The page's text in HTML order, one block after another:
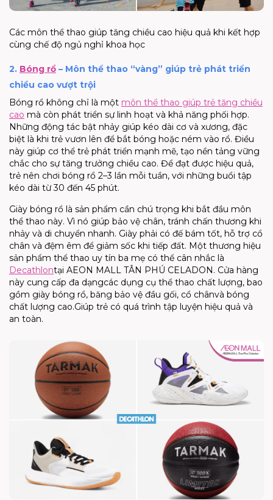
Các môn thể thao giúp tăng chiều cao hiệu quả khi kết hợp
cùng chế độ ngủ nghỉ khoa học
2. Bóng rổ – Môn thể thao “vàng” giúp trẻ phát triển
chiều cao vượt trội
Bóng rổ không chỉ là một môn thể thao giúp trẻ tăng chiều
cao mà còn phát triển sự linh hoạt và khả năng phối hợp.
Những động tác bật nhảy giúp kéo dài cơ và xương, đặc
biệt là khi trẻ vươn lên để bắt bóng hoặc ném vào rổ. Điều
này giúp cơ thể trẻ phát triển mạnh mẽ, tạo nền tảng vững
chắc cho sự tăng trưởng chiều cao. Để đạt được hiệu quả,
trẻ nên chơi bóng rổ 2–3 lần mỗi tuần, với những buổi tập
kéo dài từ 30 đến 45 phút.
Giày bóng rổ là sản phẩm cần chú trọng khi bắt đầu môn
thể thao này. Vì nó giúp bảo vệ chân, tránh chấn thương khi
nhảy và di chuyển nhanh. Giày phải có đế bám tốt, hỗ trợ cổ
chân và đệm êm để giảm sốc khi tiếp đất. Một thương hiệu
sản phẩm thể thao uy tín ba mẹ có thể cân nhắc là
Decathlontại AEON MALL TÂN PHÚ CELADON. Cửa hàng
này cung cấp đa dạngcác dụng cụ thể thao chất lượng, bao
gồm giày bóng rổ, băng bảo vệ đầu gối, cổ chânvà bóng
chất lượng cao.Giúp trẻ có quá trình tập luyện hiệu quả và
an toàn.